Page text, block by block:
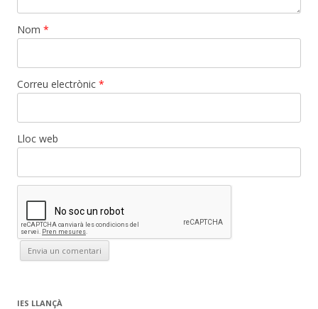
Nom *
Correu electrònic *
Lloc web
IES LLANÇÀ